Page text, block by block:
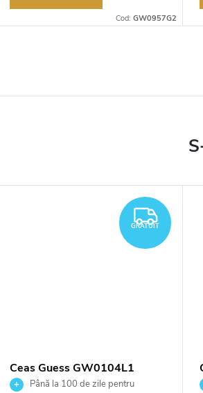
Cod: GW0957G2
GRATUIT
Ceas Guess GW0104L1
Până la 100 de zile pentru